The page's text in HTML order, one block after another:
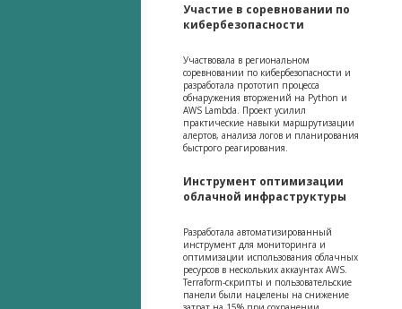
Участие в соревновании по
кибербезопасности
Участвовала в региональном
соревновании по кибербезопасности и
разработала прототип процесса
обнаружения вторжений на Python и
AWS Lambda. Проект усилил
практические навыки маршрутизации
алертов, анализа логов и планирования
быстрого реагирования.
Инструмент оптимизации
облачной инфраструктуры
Разработала автоматизированный
инструмент для мониторинга и
оптимизации использования облачных
ресурсов в нескольких аккаунтах AWS.
Terraform-скрипты и пользовательские
панели были нацелены на снижение